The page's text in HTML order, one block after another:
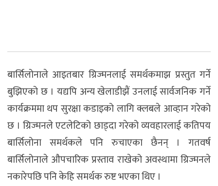
बार्सिलोनाले आइतबार ग्रिज्मनलाई समर्थकमाझ प्रस्तुत गर्ने
बुझिएको छ । यद्यपि अन्य खेलाडीझैं उनलाई सार्वजनिक गर्ने
कार्यक्रममा थप सुरक्षा कडाइको लागि क्लबले आव्हान गरेको
छ । ग्रिज्मनले एटलेटिको छाड्दा गरेको व्यवहारलाई कतिपय
बार्सिलोना समर्थकले पनि रुचाएका छैनन् । गतवर्ष
बार्सिलोनाले औपचारिक प्रस्ताव राखेको अवस्थामा ग्रिज्मनले
नकारेपछि पनि केहि समर्थक रुष्ट भएका थिए ।